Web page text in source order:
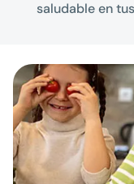
saludable en